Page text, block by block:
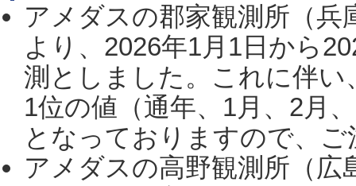
アメダスの郡家観測所（
より、2026年1月1日から
測としました。これに伴い
1位の値（通年、1月、2月
となっておりますので、
アメダスの高野観測所（